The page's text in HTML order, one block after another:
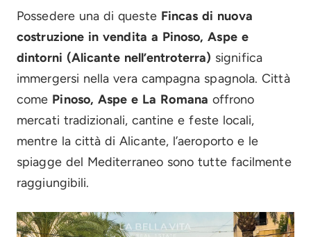
Possedere una di queste Fincas di nuova
costruzione in vendita a Pinoso, Aspe e
dintorni (Alicante nell’entroterra) significa
immergersi nella vera campagna spagnola. Città
come Pinoso, Aspe e La Romana offrono
mercati tradizionali, cantine e feste locali,
mentre la città di Alicante, l’aeroporto e le
spiagge del Mediterraneo sono tutte facilmente
raggiungibili.